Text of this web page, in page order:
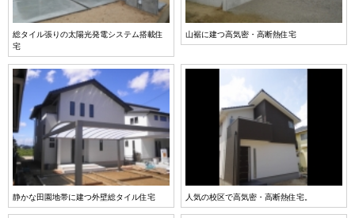
総タイル張りの太陽光発電システム搭載住
宅
山裾に建つ高気密・高断熱住宅
静かな田園地帯に建つ外壁総タイル住宅 人気の校区で高気密・高断熱住宅。